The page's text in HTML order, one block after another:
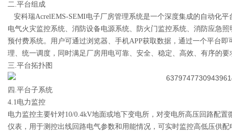
二.平台组成
安科瑞AcrelEMS-SEMI电子厂房管理系统是一个深度集成的自动化
电气火灾监控系统、消防设备电源系统、防火门监控系统、消防应急
预付费系统。用户可通过浏览器、手机APP获取数据，通过一个平台
理、统一调度，同时满足厂房用电可靠、安全、稳定、高效、有序的要
三.平台拓扑图
四.平台子系统
4.1电力监控
电力监控主要针对10/0.4kV地面或地下变电所，对变电所高压回路配
仪表，用于测控出线回路电气参数和用能情况，可实时监控高低压供